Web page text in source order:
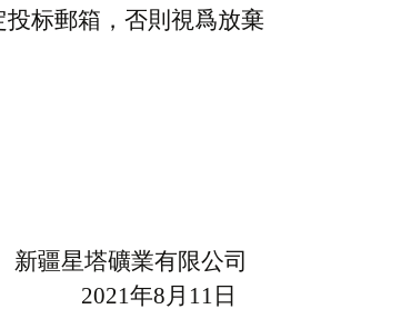
标郵箱，否則視爲放棄
新疆星塔礦業有限公司
2021年8月 11 日